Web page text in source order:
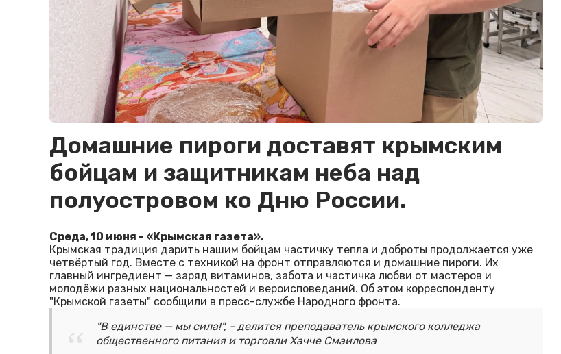
Домашние пироги доставят крымским
бойцам и защитникам неба над
полуостровом ко Дню России.
Среда, 10 июня - «Крымская газета».
Крымская традиция дарить нашим бойцам частичку тепла и доброты продолжается уже
четвёртый год. Вместе с техникой на фронт отправляются и домашние пироги. Их
главный ингредиент — заряд витаминов, забота и частичка любви от мастеров и
молодёжи разных национальностей и вероисповеданий. Об этом корреспонденту
"Крымской газеты" сообщили в пресс-службе Народного фронта.
"В единстве — мы сила!", - делится преподаватель крымского колледжа
общественного питания и торговли Хачче Смаилова